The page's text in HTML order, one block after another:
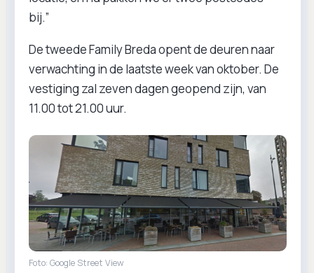
bij.”
De tweede Family Breda opent de deuren naar
verwachting in de laatste week van oktober. De
vestiging zal zeven dagen geopend zijn, van
11.00 tot 21.00 uur.
Foto: Google Street View